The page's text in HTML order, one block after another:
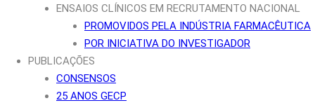
ENSAIOS CLÍNICOS EM RECRUTAMENTO NACIONAL
PROMOVIDOS PELA INDÚSTRIA FARMACÊUTICA
POR INICIATIVA DO INVESTIGADOR
PUBLICAÇÕES
CONSENSOS
25 ANOS GECP